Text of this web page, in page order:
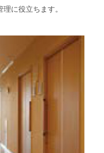
に役立ちます。